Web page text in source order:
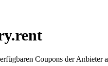
Coupons der Anbieter